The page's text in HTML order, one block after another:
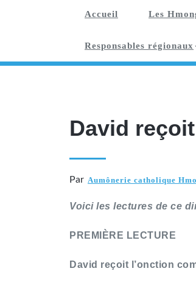
Accueil Les
Responsables régionaux
David
Par Aumônerie catholique
Voici les lectures de ce
PREMIÈRE LECTURE
David reçoit l’onction